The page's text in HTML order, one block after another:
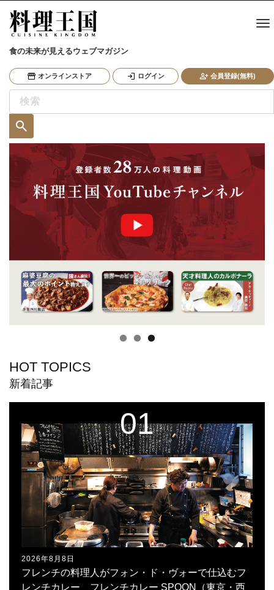
食の未来が見えるウェブマガジン
オンラインストア ログイン 会員登録(無料)
HOT TOPICS
新着記事
2026年8月8日
フレンチの料理人がフォン・ド・ヴォーで仕込むフ
レンチカレー フレンチカレー SPOON（東京・西